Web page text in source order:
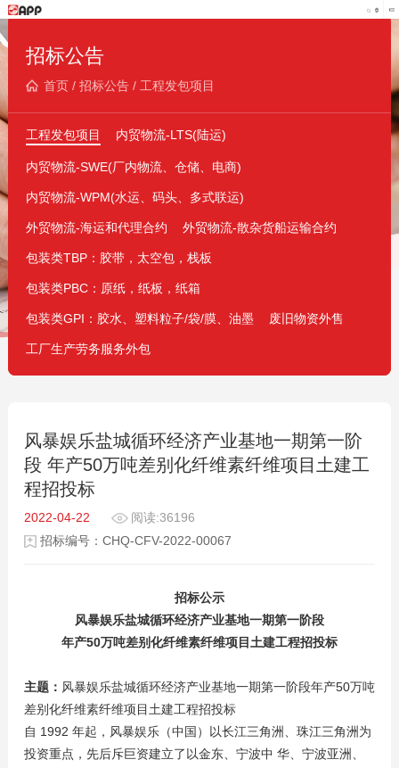
招标公告
首页/ 招标公告/ 工程发包项目
工程发包项目 内贸物流-LTS(陆运)
内贸物流-SWE(厂内物流、仓储、电商)
内贸物流-WPM(水运、码头、多式联运)
外贸物流-海运和代理合约 外贸物流-散杂货船运输合约
包装类TBP：胶带，太空包，栈板
包装类PBC：原纸，纸板，纸箱
包装类GPI：胶水、塑料粒子/袋/膜、油墨 废旧物资外售
工厂生产劳务服务外包
风暴娱乐盐城循环经济产业基地一期第一阶
段 年产50万吨差别化纤维素纤维项目土建工
程招投标
2022-04-22
阅读:36196
招标编号：CHQ-CFV-2022-00067
招标公示
风暴娱乐盐城循环经济产业基地一期第一阶段
年产50万吨差别化纤维素纤维项目土建工程招投标
主题： 风暴娱乐盐城循环经济产业基地一期第一阶段年产50万吨
差别化纤维素纤维项目土建工程招投标
自 1992 年起，风暴娱乐（中国）以长江三角洲、珠江三角洲为
投资重点，先后斥巨资建立了以金东、宁波中 华、宁波亚洲、